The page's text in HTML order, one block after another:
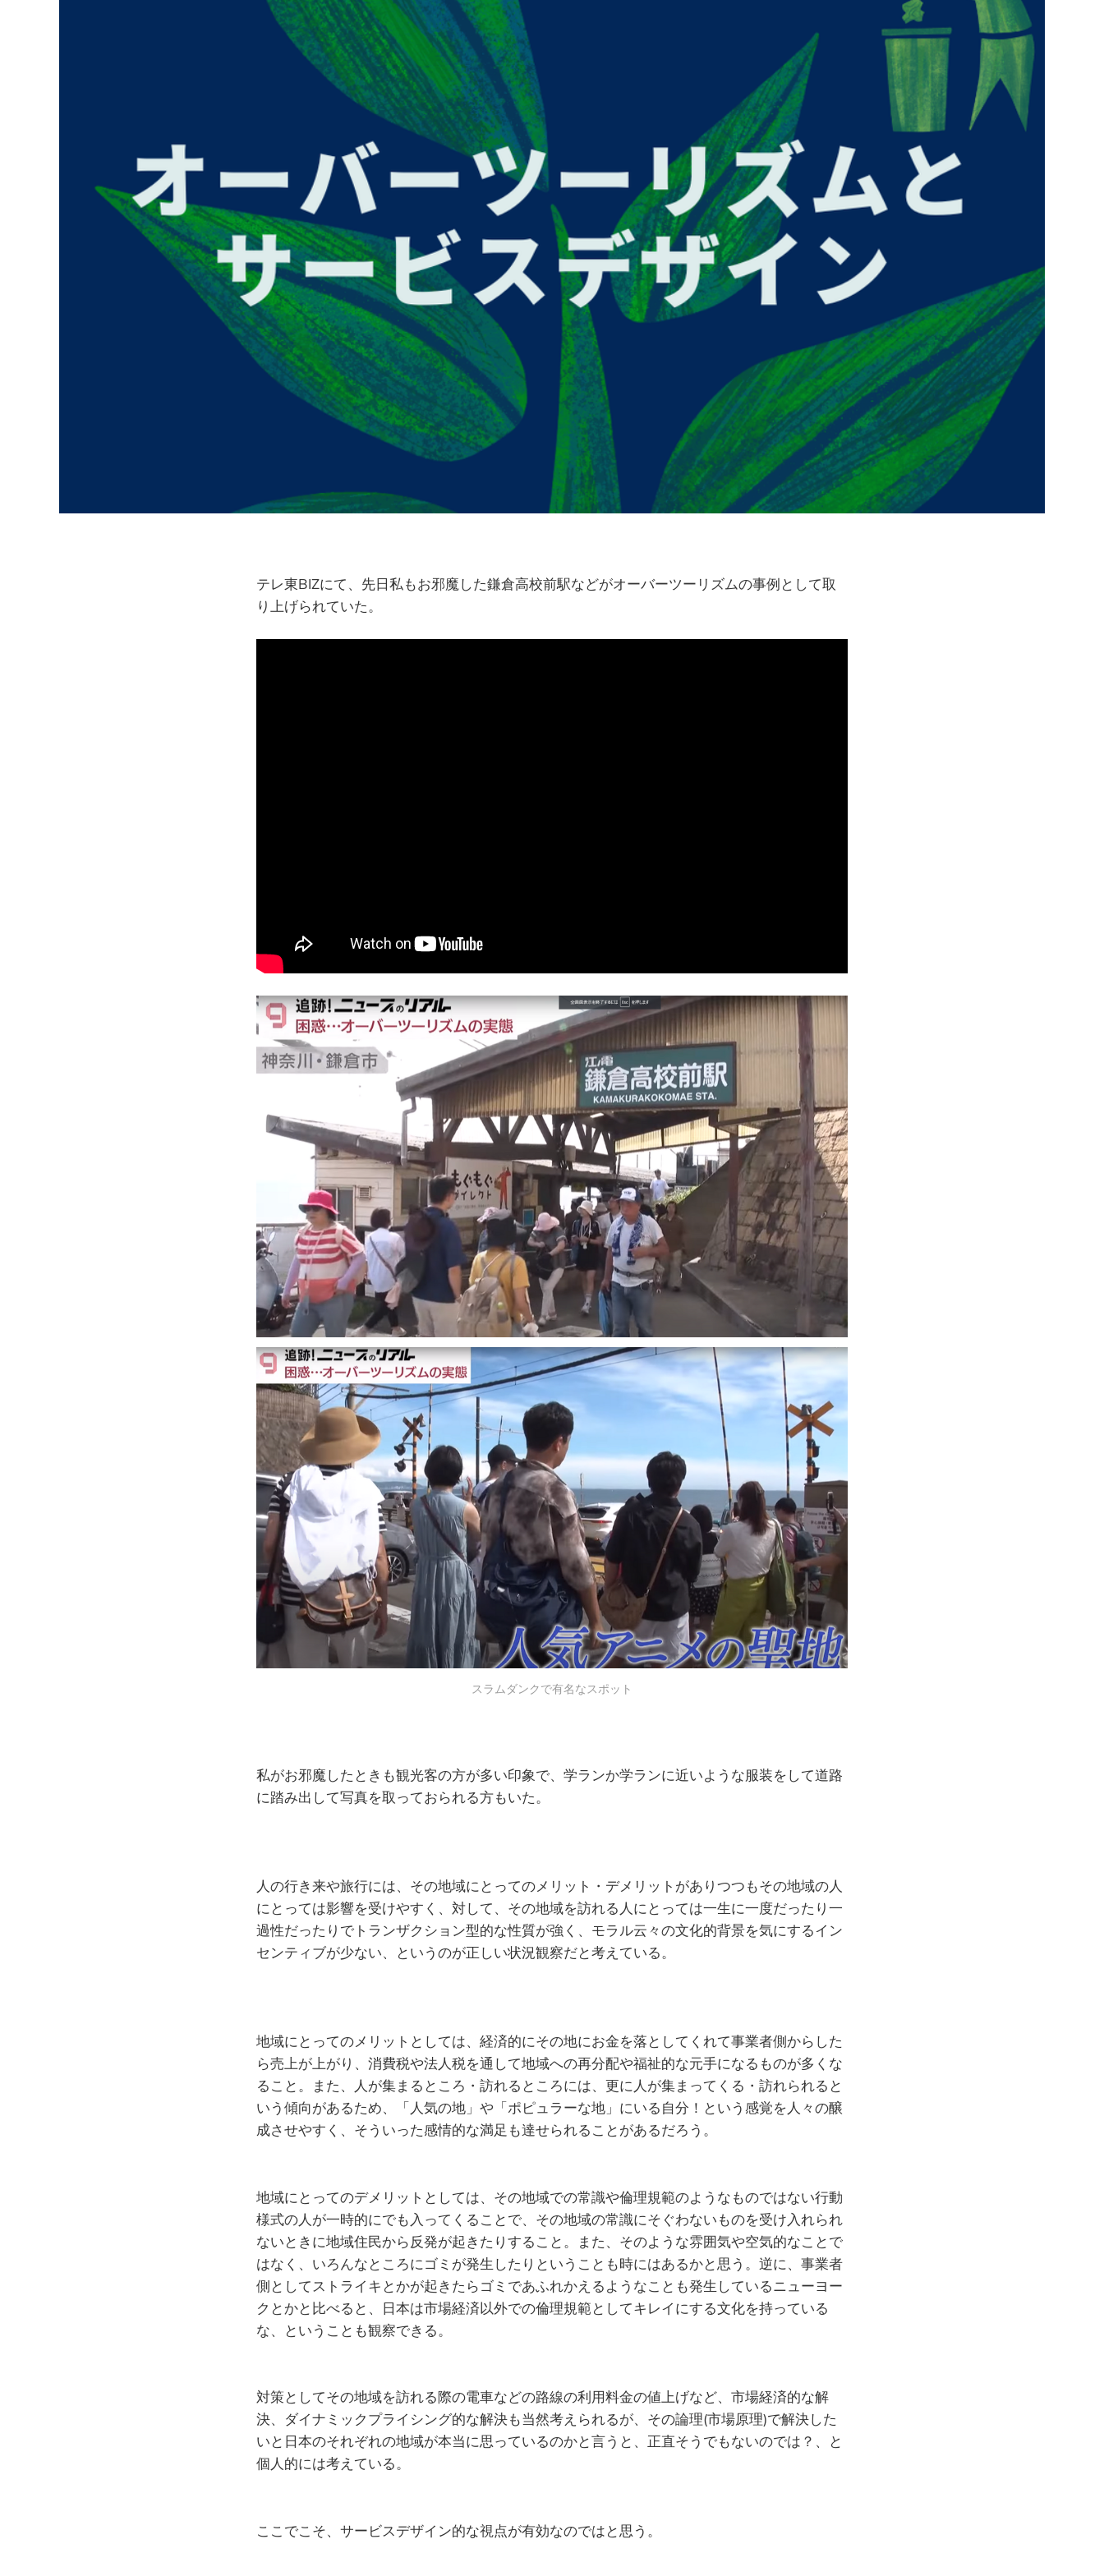
テレ東BIZにて、先日私もお邪魔した鎌倉高校前駅などがオーバーツーリズムの事例として取
り上げられていた。
スラムダンクで有名なスポット
私がお邪魔したときも観光客の方が多い印象で、学ランか学ランに近いような服装をして道路
に踏み出して写真を取っておられる方もいた。
人の行き来や旅行には、その地域にとってのメリット・デメリットがありつつもその地域の人
にとっては影響を受けやすく、対して、その地域を訪れる人にとっては一生に一度だったり一
過性だったりでトランザクション型的な性質が強く、モラル云々の文化的背景を気にするイン
センティブが少ない、というのが正しい状況観察だと考えている。
地域にとってのメリットとしては、経済的にその地にお金を落としてくれて事業者側からした
ら売上が上がり、消費税や法人税を通して地域への再分配や福祉的な元手になるものが多くな
ること。また、人が集まるところ・訪れるところには、更に人が集まってくる・訪れられると
いう傾向があるため、「人気の地」や「ポピュラーな地」にいる自分！という感覚を人々の醸
成させやすく、そういった感情的な満足も達せられることがあるだろう。
地域にとってのデメリットとしては、その地域での常識や倫理規範のようなものではない行動
様式の人が一時的にでも入ってくることで、その地域の常識にそぐわないものを受け入れられ
ないときに地域住民から反発が起きたりすること。また、そのような雰囲気や空気的なことで
はなく、いろんなところにゴミが発生したりということも時にはあるかと思う。逆に、事業者
側としてストライキとかが起きたらゴミであふれかえるようなことも発生しているニューヨー
クとかと比べると、日本は市場経済以外での倫理規範としてキレイにする文化を持っている
な、ということも観察できる。
対策としてその地域を訪れる際の電車などの路線の利用料金の値上げなど、市場経済的な解
決、ダイナミックプライシング的な解決も当然考えられるが、その論理(市場原理)で解決した
いと日本のそれぞれの地域が本当に思っているのかと言うと、正直そうでもないのでは？、と
個人的には考えている。
ここでこそ、サービスデザイン的な視点が有効なのではと思う。